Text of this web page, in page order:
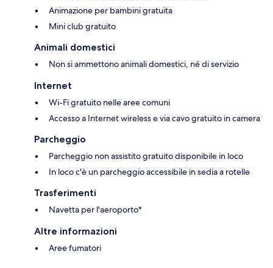
Animazione per bambini gratuita
Mini club gratuito
Animali domestici
Non si ammettono animali domestici, né di servizio
Internet
Wi-Fi gratuito nelle aree comuni
Accesso a Internet wireless e via cavo gratuito in camera
Parcheggio
Parcheggio non assistito gratuito disponibile in loco
In loco c'è un parcheggio accessibile in sedia a rotelle
Trasferimenti
Navetta per l'aeroporto*
Altre informazioni
Aree fumatori